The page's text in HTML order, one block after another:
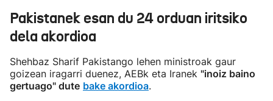
Pakistanek esan du 24 orduan iritsiko
dela akordioa
Shehbaz Sharif Pakistango lehen ministroak gaur
goizean iragarri duenez, AEBk eta Iranek "inoiz baino
gertuago" dute bake akordioa.